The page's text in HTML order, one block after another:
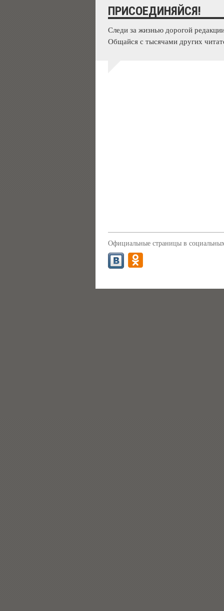
ПРИСОЕДИНЯЙСЯ!
Следи за жизнью дорогой
Общайся с тысячами других
Официальные страницы в социальных